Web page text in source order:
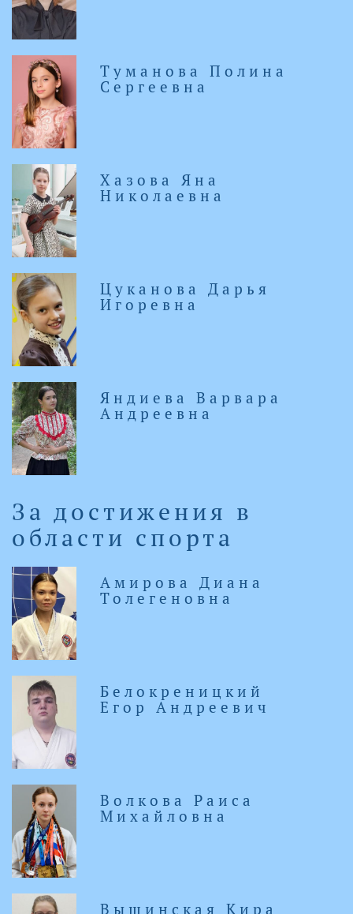
Туманова Полина
Сергеевна
Хазова Яна
Николаевна
Цуканова Дарья
Игоревна
Яндиева Варвара
Андреевна
За достижения в
области спорта
Амирова Диана
Толегеновна
Белокреницкий
Егор Андреевич
Волкова Раиса
Михайловна
Вышинская Кира